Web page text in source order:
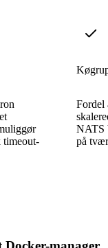
timeout-
Fordel
NATS
på